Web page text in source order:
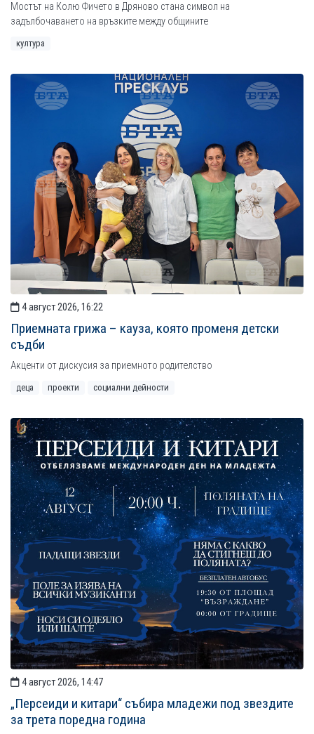
Мостът на Колю Фичето в Дряново стана символ на
задълбочаването на връзките между общините
култура
4 август 2026, 16:22
Приемната грижа – кауза, която променя детски
съдби
Акценти от дискусия за приемното родителство
деца проекти социални дейности
4 август 2026, 14:47
„Персеиди и китари“ събира младежи под звездите
за трета поредна година